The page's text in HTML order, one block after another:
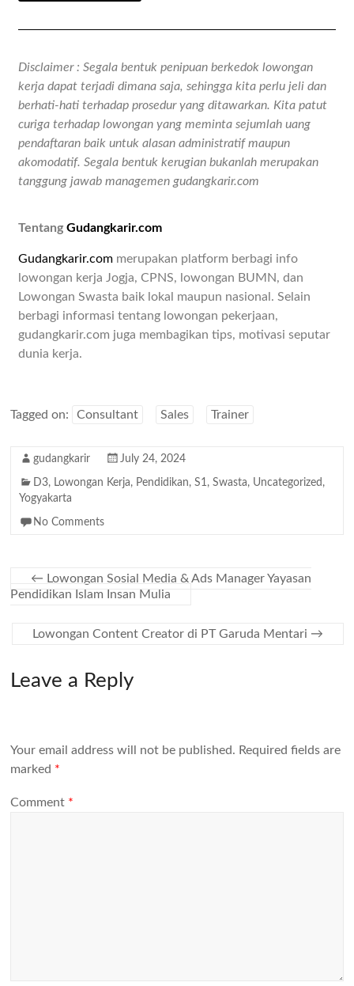
Disclaimer : Segala bentuk penipuan berkedok lowongan
kerja dapat terjadi dimana saja, sehingga kita perlu jeli dan
berhati-hati terhadap prosedur yang ditawarkan. Kita patut
curiga terhadap lowongan yang meminta sejumlah uang
pendaftaran baik untuk alasan administratif maupun
akomodatif. Segala bentuk kerugian bukanlah merupakan
tanggung jawab managemen gudangkarir.com
TentangGudangkarir.com
Gudangkarir.com merupakan platform berbagi info
lowongan kerja Jogja, CPNS, lowongan BUMN, dan
Lowongan Swasta baik lokal maupun nasional. Selain
berbagi informasi tentang lowongan pekerjaan,
gudangkarir.com juga membagikan tips, motivasi seputar
dunia kerja.
Tagged on: Consultant Sales Trainer
gudangkarir July 24, 2024
D3, Lowongan Kerja, Pendidikan,S1,Swasta, Uncategorized ,
Yogyakarta
No Comments
← Lowongan Sosial Media & Ads Manager Yayasan
Pendidikan Islam Insan Mulia
Lowongan Content Creator di PT Garuda Mentari →
Leave a Reply
Your email address will not be published. Required fields are
marked *
Comment *